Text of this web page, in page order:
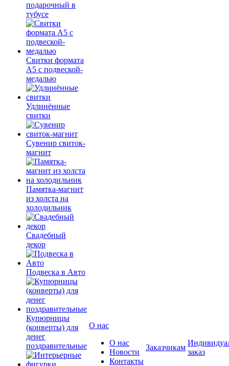
подарочный в
тубусе
Свитки формата
А5 с подвеской-
медалью
Удлинённые
свитки
Сувенир свиток-
магнит
Памятка-магнит
из холста на
холодильник
Свадебный
декор
Подвеска в Авто
Купюрницы
(конверты) для
денег
поздравительные
О нас
О нас
Новости
Контакты
Заказчикам
заказ